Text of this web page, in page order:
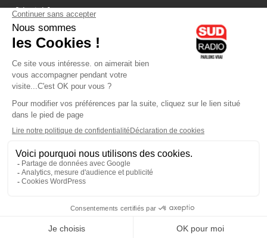
fiducial.fr
lyoncapitale.fr
olympique-et-lyonnais.com
L'application Iphone / Android
Téléchargez l'application
Les cookies
Gestion des cookies
Crédit photos : ©Sud Radio / Pierre Olivier
Noémie Halioua
Les débats de l'été
Jacques Pessis
Les clefs d'une vie